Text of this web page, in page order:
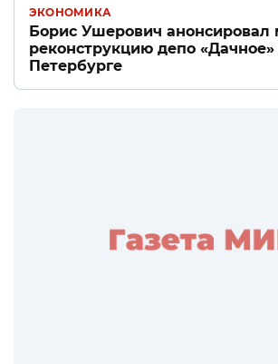
ЭКОНОМИКА
Борис Ушерович
реконструкцию депо
Петербурге